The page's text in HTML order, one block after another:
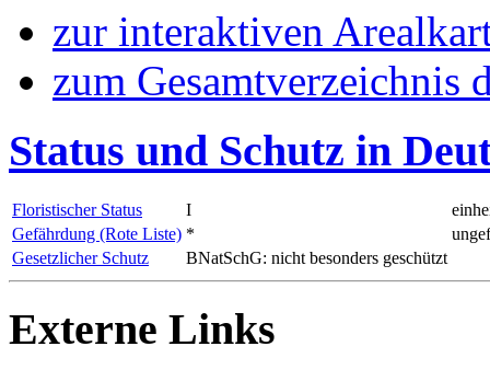
zur interaktiven
zum Gesamtverzeichnis
Status und Schutz in
Floristischer Status I
Gefährdung (Rote Liste) *
Gesetzlicher Schutz
BNatSchG: nicht besonders geschützt
Externe Links